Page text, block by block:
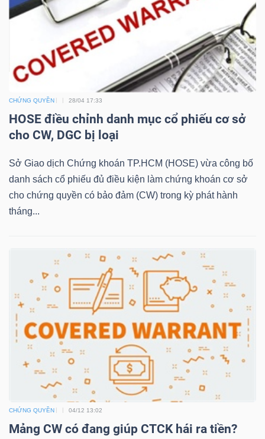
CHỨNG QUYỀN 28/04 17:33
HOSE điều chỉnh danh mục cổ phiếu cơ sở
cho CW, DGC bị loại
Sở Giao dịch Chứng khoán TP.HCM (HOSE) vừa công bố
danh sách cổ phiếu đủ điều kiện làm chứng khoán cơ sở
cho chứng quyền có bảo đảm (CW) trong kỳ phát hành
tháng...
CHỨNG QUYỀN 04/12 13:02
Mảng CW có đang giúp CTCK hái ra tiền?
VIETSTOCKFINANCE
VĨ
DOANH
NGHIỆP
PHIẾU
PHÁI
SINH
PHIẾU